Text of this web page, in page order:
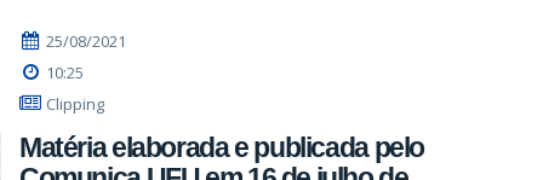
25/08/2021
10:25
Clipping
Matéria elaborada e publicada pelo